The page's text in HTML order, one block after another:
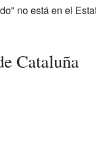
no está en el
Cataluña